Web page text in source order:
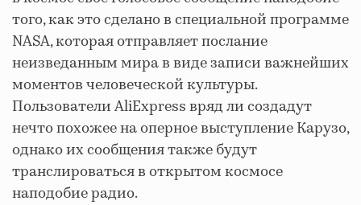
того, как это сделано в специальной программе
NASA, которая отправляет послание
неизведанным мира в виде записи важнейших
моментов человеческой культуры.
Пользователи AliExpress вряд ли создадут
нечто похожее на оперное выступление Карузо,
однако их сообщения также будут
транслироваться в открытом космосе
наподобие радио.